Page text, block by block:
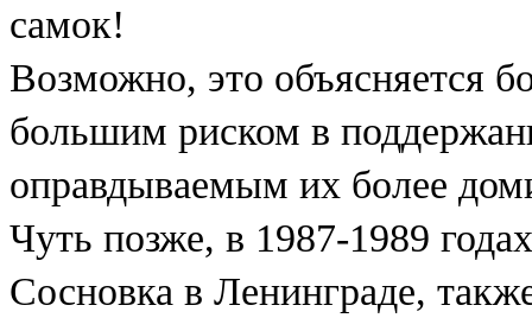
самок!
Возможно, это объясняется
большим риском в
оправдываемым их более
Чуть позже, в 1987-1989
Сосновка в Ленинграде,